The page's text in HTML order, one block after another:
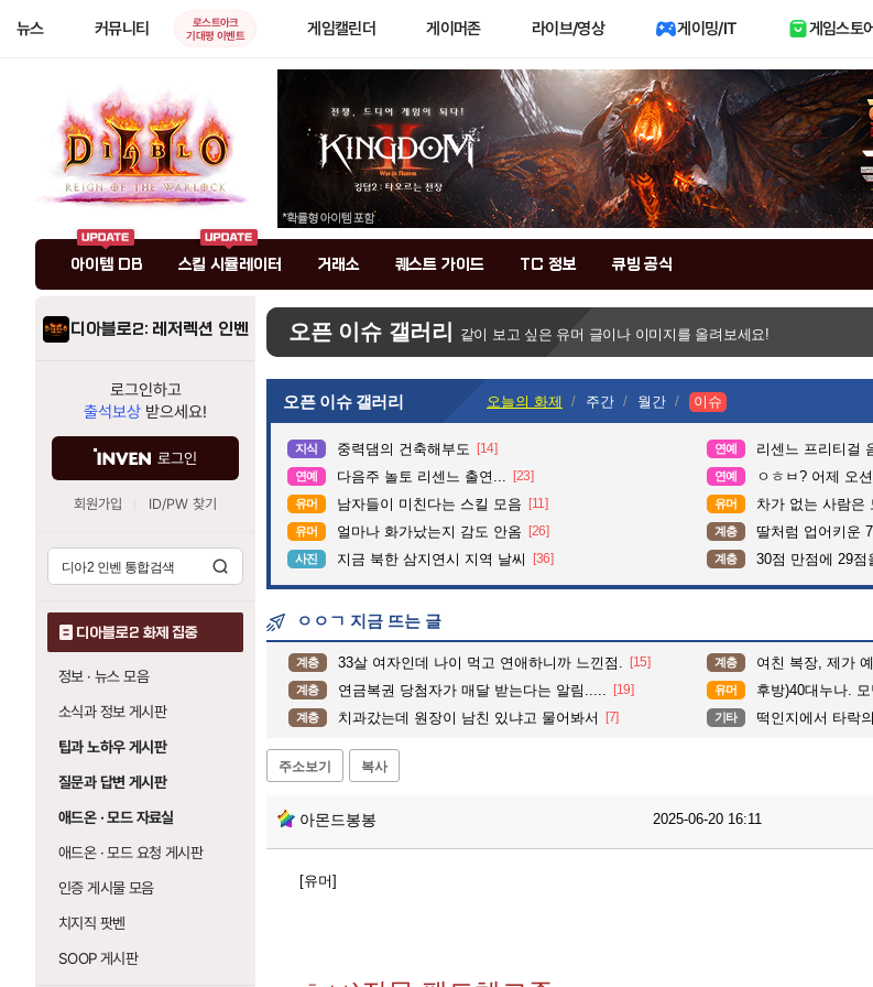
뉴스 커뮤니티
로스트아크
기대평 이벤트
게임캘린더 게이머존 라이브/영상 게이밍/IT 게임스토어
아이템 DB 스킬 시뮬레이터 거래소 퀘스트 가이드 TC 정보 큐빙 공식
디아블로2: 레저렉션 인벤
로그인하고
출석보상 받으세요!
로그인
회원가입 ID/PW 찾기
디아블로2 화제 집중
정보 · 뉴스 모음
소식과 정보 게시판
팁과 노하우 게시판
질문과 답변 게시판
애드온 · 모드 자료실
애드온 · 모드 요청 게시판
인증 게시물 모음
치지직 팟벤
SOOP 게시판
오픈 이슈 갤러리 같이 보고 싶은 유머 글이나 이미지를 올려보세요!
오픈 이슈 갤러리 오늘의 화제 주간 월간 이슈
지식 중력댐의 건축해부도 [14] 연예 리센느 프리티걸
연예 다음주 놀토 리센느 출연... [23] 연예 ㅇㅎㅂ? 어제 오
유머 남자들이 미친다는 스킬 모음 [11] 유머 차가 없는 사람은
유머 얼마나 화가났는지 감도 안옴 [26] 계층 딸처럼 업어키운
사진 지금 북한 삼지연시 지역 날씨 [36] 계층 30점 만점에 29점
ㅇㅇㄱ 지금 뜨는 글
계층 33살 여자인데 나이 먹고 연애하니까 느낀점. [15] 계층 여친 복장, 제가
계층 연금복권 당첨자가 매달 받는다는 알림..... [19] 유머 후방)40대누나. 모
계층 치과갔는데 원장이 남친 있냐고 물어봐서 [7] 기타 떡인지에서 타락
주소보기 복사
아몬드봉봉 2025-06-20 16:11
[유머]